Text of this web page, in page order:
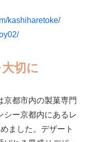
kashiharetoke/
切に
都市内の製菓専門
シー京都内にあるレ
ました。デザート